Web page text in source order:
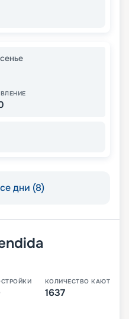
дни (8)
КОЛИЧЕСТВО КАЮТ
1637